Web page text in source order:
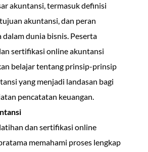
akuntansi, termasuk definisi
akuntansi, dan peran
dalam dunia bisnis. Peserta
sertifikasi online akuntansi
belajar tentang prinsip-prinsip
yang menjadi landasan bagi
pencatatan keuangan.
dan sertifikasi online
memahami proses lengkap